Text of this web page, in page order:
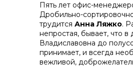
Пять лет офис-
Дробильно-
трудится Анна Ляжко.
непростая, бывает, что в
Владиславовна до
принимает, и всегда
вежливой,